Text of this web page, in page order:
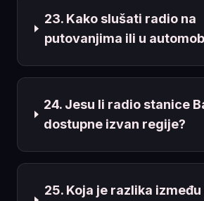
23. Kako slušati radio na
putovanjima ili u
24. Jesu li radio stanice
dostupne izvan regije?
25. Koja je razlika